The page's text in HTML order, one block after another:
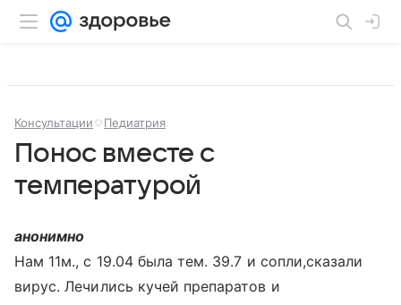
Консультации Педиатрия
Понос вместе с
температурой
анонимно
Нам 11м., с 19.04 была тем. 39.7 и сопли,сказали
вирус. Лечились кучей препаратов и